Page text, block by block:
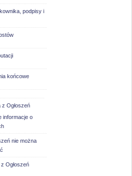
podpisy i
końcowe
Ogłoszeń
informacje o
nie można
Ogłoszeń